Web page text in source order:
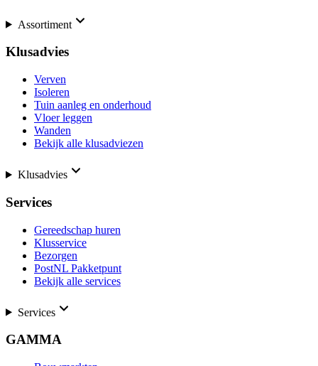
Assortiment
Klusadvies
Verven
Isoleren
Tuin aanleg en onderhoud
Vloer leggen
Wanden
Bekijk alle klusadviezen
Klusadvies
Services
Gereedschap huren
Klusservice
Bezorgen
PostNL Pakketpunt
Bekijk alle services
Services
GAMMA